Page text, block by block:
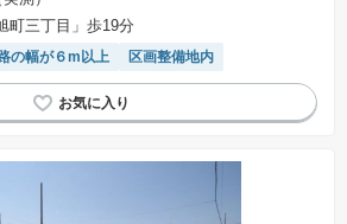
町三丁目」歩19分
の幅が６m以上 区画整備地内